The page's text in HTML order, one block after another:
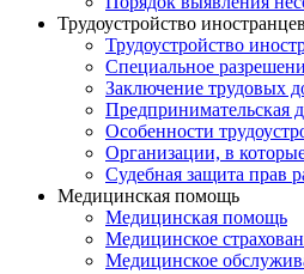
Трудоустройство иностранцев
Трудоустройство
Специальное
Заключение трудовых
Предпринимательская
Особенности
Организации, в
Судебная защита прав
Медицинская помощь
Медицинская помощь
Медицинское
Медицинское